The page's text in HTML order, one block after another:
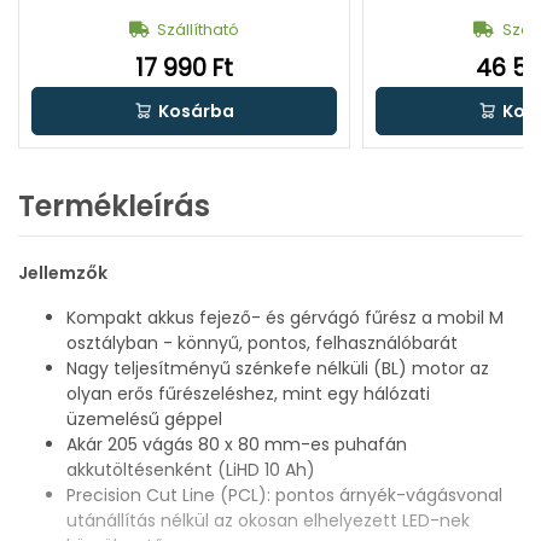
Szállítható
17 990 Ft
Kosárba
46
Termékleírás
Jellemzők
Kompakt akkus fejező- és gérvágó fűrész a mobil M
osztályban - könnyű, pontos, felhasználóbarát
Nagy teljesítményű szénkefe nélküli (BL) motor az
olyan erős fűrészeléshez, mint egy hálózati
üzemelésű géppel
Akár 205 vágás 80 x 80 mm-es puhafán
akkutöltésenként (LiHD 10 Ah)
Precision Cut Line (PCL): pontos árnyék-vágásvonal
utánállítás nélkül az okosan elhelyezett LED-nek